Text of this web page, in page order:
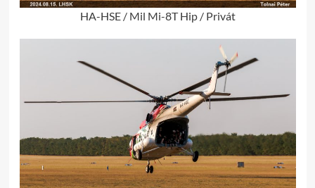
HA-HSE / Mil Mi-8T Hip / Privát